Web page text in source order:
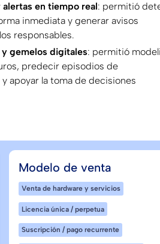
en tiempo real: permitió
inmediata y generar avisos
responsables.
gemelos digitales: permitió
predecir episodios de
apoyar la toma de decisiones
Modelo de venta
Venta de hardware y servicios
Licencia única / perpetua
Suscripción / pago recurrente